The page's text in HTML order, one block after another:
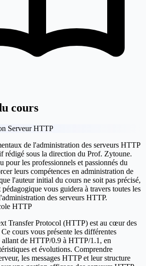
cours
Serveur HTTP
de l'administration des serveurs HTTP
rédigé sous la direction du Prof. Zytoune.
pour les professionnels et passionnés du
leurs compétences en administration de
l'auteur initial du cours ne soit pas précisé,
vous guidera à travers toutes les
des serveurs HTTP.
HTTP
Transfer Protocol (HTTP) est au cœur des
cours vous présente les différentes
allant de HTTP/0.9 à HTTP/1.1, en
et évolutions. Comprendre
les messages HTTP et leur structure